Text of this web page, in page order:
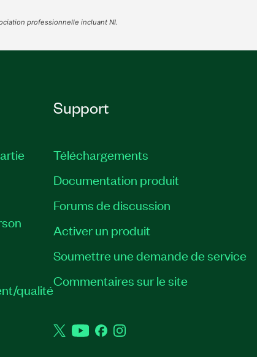
professionnelle incluant NI.
qualité
Support
Téléchargements
Documentation produit
Forums de discussion
Activer un produit
Soumettre une demande de service
Commentaires sur le site
TwitterYouTubeFacebookInstagram